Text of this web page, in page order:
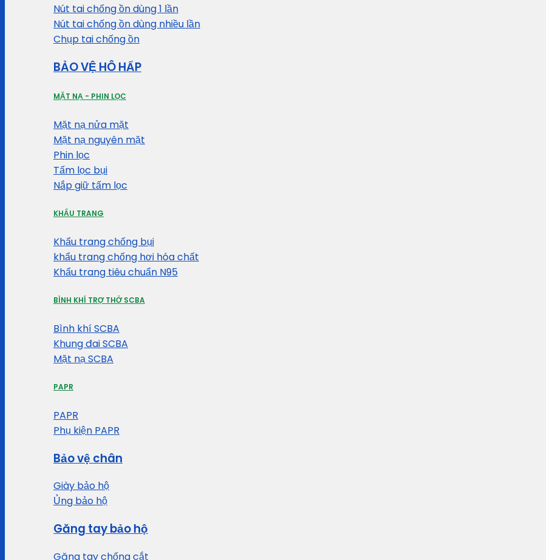
Nút tai chống ồn dùng 1 lần
Nút tai chống ồn dùng nhiều lần
Chụp tai chống ồn
BẢO VỆ HÔ HẤP
MẶT NẠ - PHIN LỌC
Mặt nạ nửa mặt
Mặt nạ nguyên mặt
Phin lọc
Tấm lọc bụi
Nắp giữ tấm lọc
KHẨU TRANG
Khẩu trang chống bụi
khẩu trang chống hơi hóa chất
Khẩu trang tiêu chuẩn N95
BÌNH KHÍ TRỢ THỞ SCBA
Bình khí SCBA
Khung đai SCBA
Mặt nạ SCBA
PAPR
PAPR
Phụ kiện PAPR
Bảo vệ chân
Giày bảo hộ
Ủng bảo hộ
Găng tay bảo hộ
Găng tay chống cắt